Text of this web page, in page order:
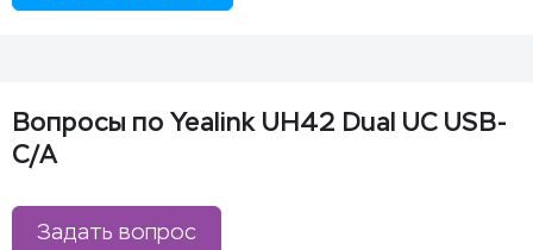
Вопросы по Yealink UH42 Dual UC USB-
C/A
Задать вопрос